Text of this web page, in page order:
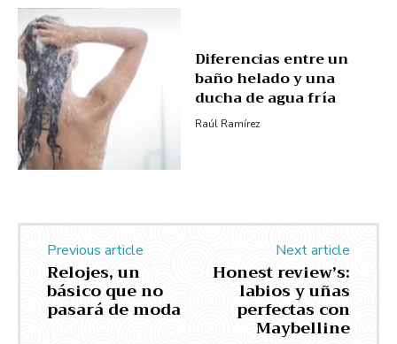
Diferencias entre un
baño helado y una
ducha de agua fría
Raúl Ramírez
Previous article
Relojes, un
básico que no
pasará de moda
Next article
Honest review’s:
labios y uñas
perfectas con
Maybelline